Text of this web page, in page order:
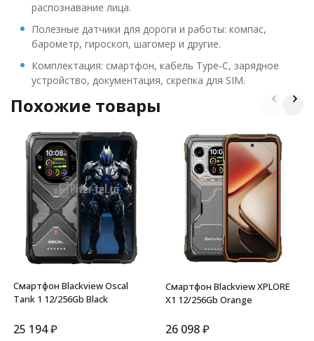
распознавание лица.
Полезные датчики для дороги и работы: компас,
барометр, гироскоп, шагомер и другие.
Комплектация: смартфон, кабель Type‑C, зарядное
устройство, документация, скрепка для SIM.
Похожие товары
Смартфон Blackview Oscal
Tank 1 12/256Gb Black
25 194₽
Смартфон Blackview XPLORE
X1 12/256Gb Orange
26 098 ₽